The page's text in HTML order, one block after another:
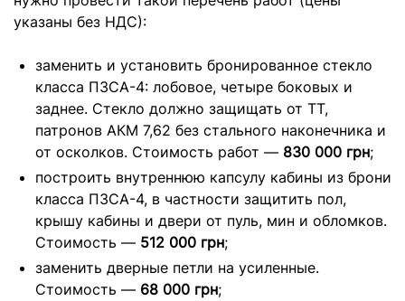
указаны без НДС):
заменить и установить бронированное стекло
класса ПЗСА-4: лобовое, четыре боковых и
заднее. Стекло должно защищать от ТТ,
патронов АКМ 7,62 без стального наконечника и
от осколков. Стоимость работ — 830 000 грн;
построить внутреннюю капсулу кабины из брони
класса ПЗСА-4, в частности защитить пол,
крышу кабины и двери от пуль, мин и обломков.
Стоимость — 512 000 грн;
заменить дверные петли на усиленные.
Стоимость — 68 000 грн;